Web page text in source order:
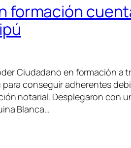
formación
Ciudadano en formación a
conseguir adherentes
notarial. Desplegaron con
Blanca…